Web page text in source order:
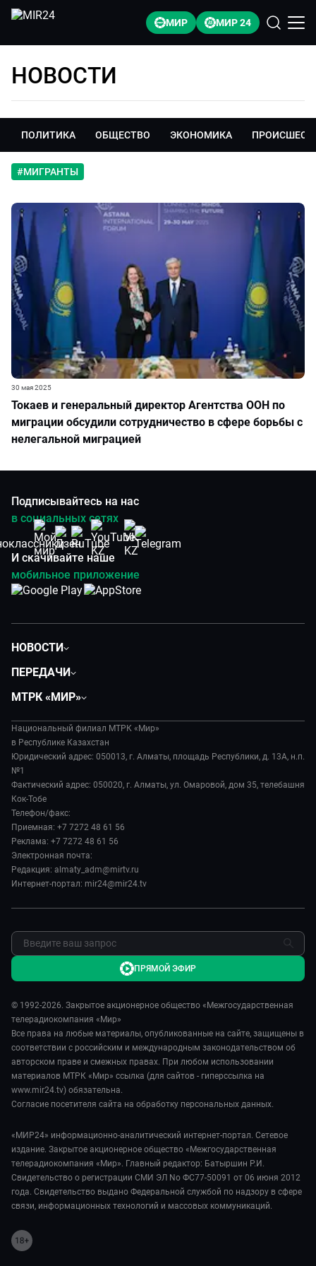
МИР МИР 24
НОВОСТИ
ПОЛИТИКА ОБЩЕСТВО ЭКОНОМИКА
#МИГРАНТЫ
Токаев и генеральный директор Агентства ООН по
миграции обсудили сотрудничество в сфере борьбы с
нелегальной миграцией
30 мая 2025
Подписывайтесь на нас
в социальных сетях
И скачивайте наше
мобильное приложение
НОВОСТИ
Экономика
Происшествия
Наука и технологии
Здоровье и медицина
Спорт
Авто
Культура
ПЕРЕДАЧИ
Вместе выгодно
Евразия. Культурно
Евразия. Регионы
Наши иностранцы
Пять причин поехать в...
Сделано в Содружестве
МТРК «МИР»
История
Руководство
Лица мира
Пресса о нас
Карьера
Реклама
Обратная связь
Национальный филиал МТРК «Мир»
в Республике Казахстан
Юридический адрес: 050013, г. Алматы, площадь Республики, д. 13А, н.п.
№1
Фактический адрес: 050020, г. Алматы, ул. Омаровой, дом 35, телебашня
Кок-Тобе
Телефон/факс:
Приемная: +7 7272 48 61 56
Реклама: +7 7272 48 61 56
Электронная почта:
Редакция: almaty_adm@mirtv.ru
Интернет-портал: mir24@mir24.tv
© 1992-2026. Закрытое акционерное общество «Межгосударственная
телерадиокомпания «Мир»
Все права на любые материалы, опубликованные на сайте, защищены в
соответствии с российским и международным законодательством об
авторском праве и смежных правах. При любом использовании
материалов МТРК «Мир» ссылка (для сайтов - гиперссылка на
www.mir24.tv) обязательна.
Согласие посетителя сайта на обработку персональных данных.
«МИР24» информационно-аналитический интернет-портал. Сетевое
издание. Закрытое акционерное общество «Межгосударственная
телерадиокомпания «Мир». Главный редактор: Батыршин Р.И.
Свидетельство о регистрации СМИ ЭЛ No ФС77-50091 от 06 июня 2012
года. Свидетельство выдано Федеральной службой по надзору в сфере
связи, информационных технологий и массовых коммуникаций.
ПРЯМОЙ ЭФИР